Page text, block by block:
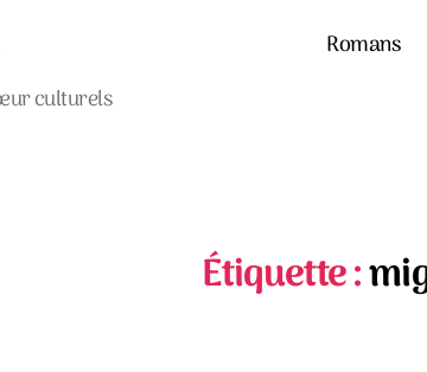
culturels
Romans
Étiquette :